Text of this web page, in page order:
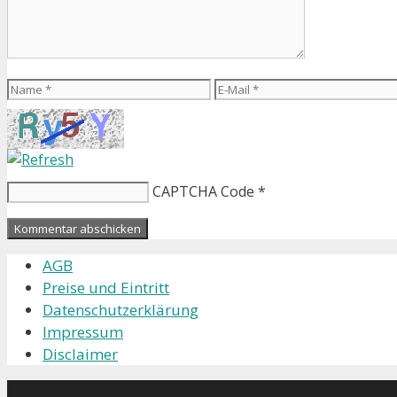
Name
E-
CAPTCHA Code *
AGB
Preise und Eintritt
Datenschutzerklärung
Impressum
Disclaimer